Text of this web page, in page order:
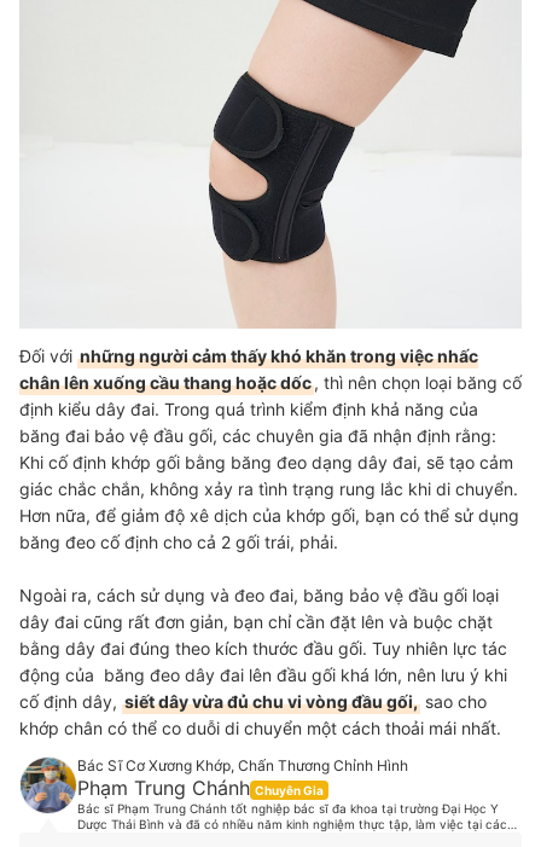
Đối với những người cảm thấy khó khăn trong việc nhấc
chân lên xuống cầu thang hoặc dốc, thì nên chọn loại băng cố
định kiểu dây đai. Trong quá trình kiểm định khả năng của
băng đai bảo vệ đầu gối, các chuyên gia đã nhận định rằng:
Khi cố định khớp gối bằng băng đeo dạng dây đai, sẽ tạo cảm
giác chắc chắn, không xảy ra tình trạng rung lắc khi di chuyển.
Hơn nữa, để giảm độ xê dịch của khớp gối, bạn có thể sử dụng
băng đeo cố định cho cả 2 gối trái, phải.
Ngoài ra, cách sử dụng và đeo đai, băng bảo vệ đầu gối loại
dây đai cũng rất đơn giản, bạn chỉ cần đặt lên và buộc chặt
bằng dây đai đúng theo kích thước đầu gối. Tuy nhiên lực tác
động của băng đeo dây đai lên đầu gối khá lớn, nên lưu ý khi
cố định dây, siết dây vừa đủ chu vi vòng đầu gối, sao cho
khớp chân có thể co duỗi di chuyển một cách thoải mái nhất.
Bác Sĩ Cơ Xương Khớp, Chấn Thương Chỉnh Hình
Phạm Trung Chánh Chuyên Gia
Bác sĩ Phạm Trung Chánh tốt nghiệp bác sĩ đa khoa tại trường Đại Học Y
Dược Thái Bình và đã có nhiều năm kinh nghiệm thực tập, làm việc tại các